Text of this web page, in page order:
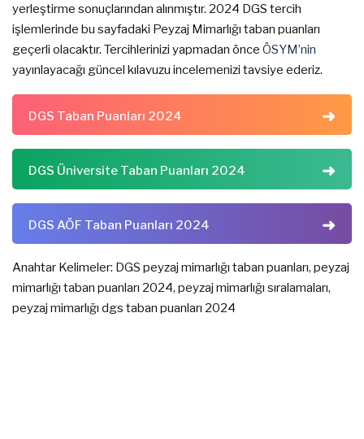
yerleştirme sonuçlarından alınmıştır. 2024 DGS tercih
işlemlerinde bu sayfadaki Peyzaj Mimarlığı taban puanları
geçerli olacaktır. Tercihlerinizi yapmadan önce ÖSYM’nin
yayınlayacağı güncel kılavuzu incelemenizi tavsiye ederiz.
DGS Taban Puanları 2024
DGS Üniversite Taban Puanları 2024
DGS AÖF Taban Puanları 2024
Anahtar Kelimeler: DGS peyzaj mimarlığı taban puanları, peyzaj
mimarlığı taban puanları 2024, peyzaj mimarlığı sıralamaları,
peyzaj mimarlığı dgs taban puanları 2024